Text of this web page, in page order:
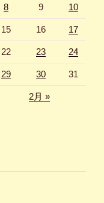
8 9 10
15 16 17
22 23 24
29 30 31
2月 »